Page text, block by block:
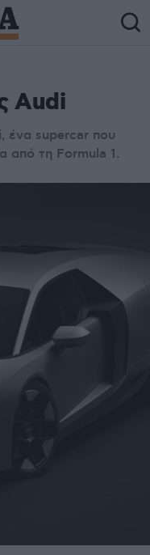
Audi
ένα supercar που
από τη Formula 1.